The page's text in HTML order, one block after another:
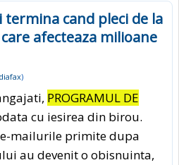
termina cand pleci de la
afecteaza milioane
)
PROGRAMUL DE
cu iesirea din birou.
mailurile primite dupa
au devenit o obisnuinta,